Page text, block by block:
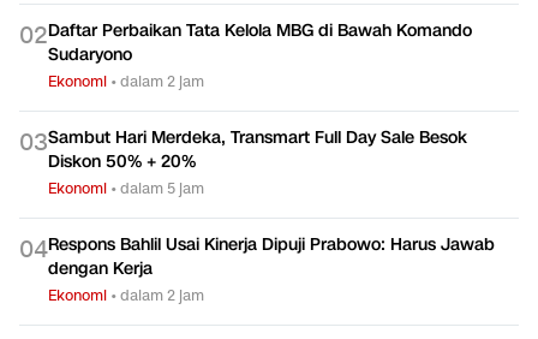
02Daftar Perbaikan Tata Kelola MBG di Bawah Komando
Sudaryono
Ekonomi •dalam 2 jam
03Sambut Hari Merdeka, Transmart Full Day Sale Besok
Diskon 50% + 20%
Ekonomi •dalam 5 jam
04Respons Bahlil Usai Kinerja Dipuji Prabowo: Harus Jawab
dengan Kerja
Ekonomi •dalam 2 jam